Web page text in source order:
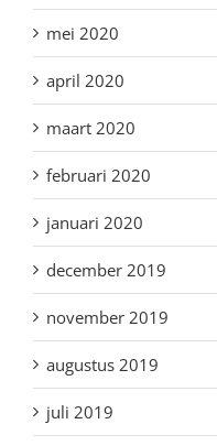
mei 2020
april 2020
maart 2020
februari 2020
januari 2020
december 2019
november 2019
augustus 2019
juli 2019